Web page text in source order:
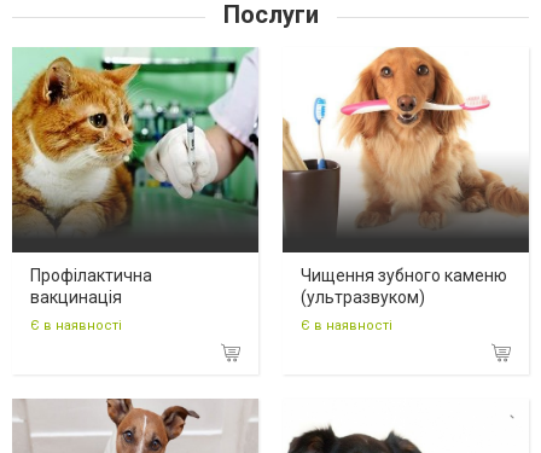
Послуги
Профілактична
вакцинація
Є в наявності
Чищення зубного каменю
(ультразвуком)
Є в наявності